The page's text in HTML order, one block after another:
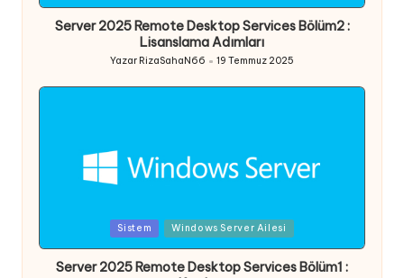
in
Server 2025 Remote Desktop Services Bölüm2 :
Lisanslama Adımları
Posted
by
Yazar RizaSahaN66 19 Temmuz 2025
in
Sistem Windows Server Ailesi
Server 2025 Remote Desktop Services Bölüm1 :